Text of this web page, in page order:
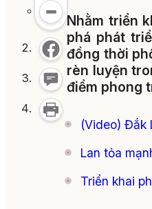
Nhằm triển
phá phát
đồng thời
rèn luyện
điểm phong
(Video) Đắk
Lan tỏa
Triển khai